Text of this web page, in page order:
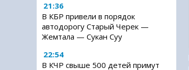
21:36
В КБР привели в порядок
автодорогу Старый Черек —
Жемтала — Сукан Суу
22:54
В КЧР свыше 500 детей примут